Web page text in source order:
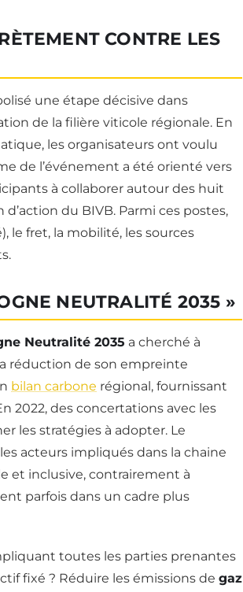
CONTRE LES
une étape décisive dans
de la filière viticole régionale. En
les organisateurs ont voulu
de l’événement a été orienté vers
à collaborer autour des huit
du BIVB. Parmi ces postes,
le fret, la mobilité, les sources
NEUTRALITÉ 2035 »
Neutralité 2035 a cherché à
réduction de son empreinte
bilan carbone régional, fournissant
2022, des concertations avec les
les stratégies à adopter. Le
acteurs impliqués dans la chaine
et inclusive, contrairement à
parfois dans un cadre plus
toutes les parties prenantes
fixé ? Réduire les émissions de gaz